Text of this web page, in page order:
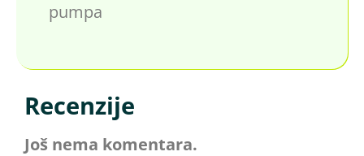
pumpa
Recenzije
Još nema komentara.